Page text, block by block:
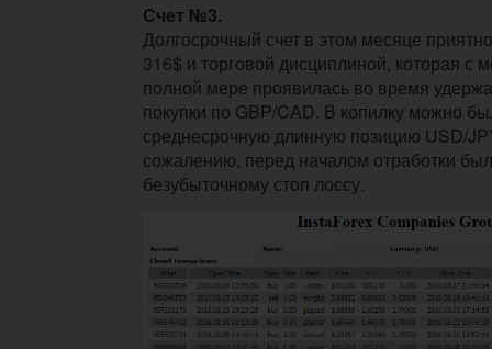
Счет №3.
Долгосрочный счет в этом месяце
316$ и торговой дисциплиной, которая с
полной мере проявилась во время
покупки по GBP/CAD. В копилку можно
среднесрочную длинную позицию USD/
сожалению, перед началом отработки
безубыточному стоп лоссу.